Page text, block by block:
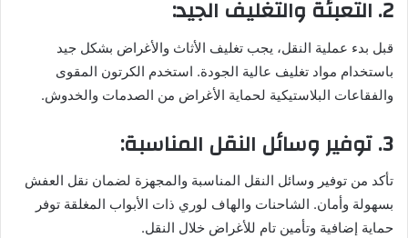
2. التعبئة والتغليف الجيد:
قبل بدء عملية النقل، يجب تغليف الأثاث والأغراض بشكل جيد
باستخدام مواد تغليف عالية الجودة. استخدم الكرتون المقوى
والفقاعات البلاستيكية لحماية الأغراض من الصدمات والخدوش.
3. توفير وسائل النقل المناسبة:
تأكد من توفير وسائل النقل المناسبة والمجهزة لضمان نقل العفش
بسهولة وأمان. الشاحنات والهاف لوري ذات الأبواب المغلقة توفر
حماية إضافية وتأمين تام للأغراض خلال النقل.